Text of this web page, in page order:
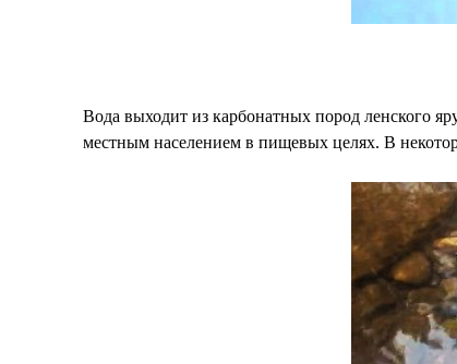
Вода выходит из карбонатных пород ленского
местным населением в пищевых целях. В